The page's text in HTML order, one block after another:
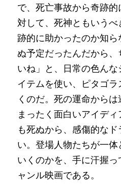
で、死亡事故から奇跡
対して、死神ともいう
跡的に助かったのか知
ぬ予定だったんだから
いね」と、日常の色ん
イテムを使い、ピタゴ
くのだ。死の運命からは
まったく面白いアイデ
も死ぬから、感傷的な
い。登場人物たちが一
いくのかを、手に汗握
ャンル映画である。